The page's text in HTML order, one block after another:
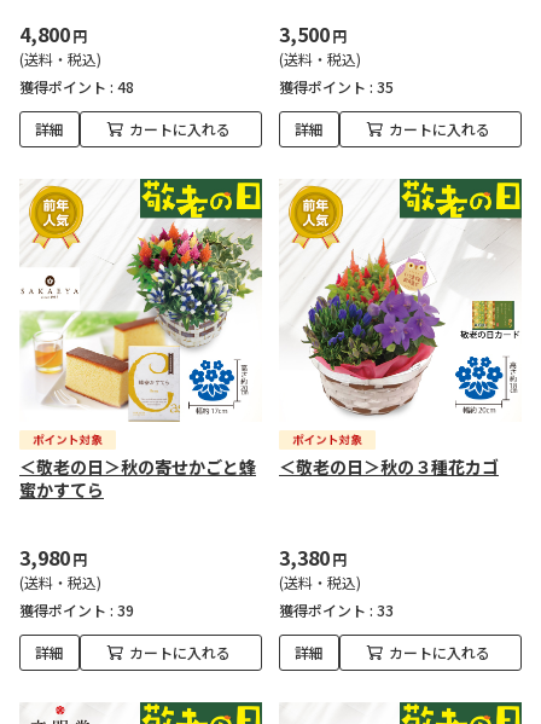
4,800円
(送料・税込)
獲得ポイント : 48
詳細 カートに入れる
3,500円
(送料・税込)
獲得ポイント : 35
詳細 カートに入れる
＜敬老の日＞秋の寄せかごと蜂
蜜かすてら
3,980円
(送料・税込)
獲得ポイント : 39
詳細 カートに入れる
＜敬老の日＞秋の３種花カゴ
3,380円
(送料・税込)
獲得ポイント : 33
詳細 カートに入れる